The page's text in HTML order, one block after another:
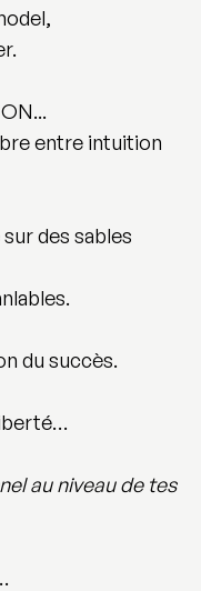
,
entre intuition
des sables
.
du succès.
…
au niveau de tes